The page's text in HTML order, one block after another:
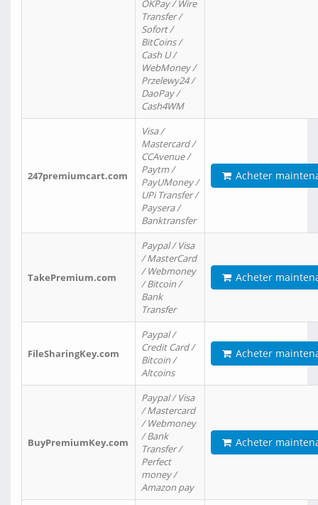
OKPay / Wire
Transfer /
Sofort /
BitCoins /
Cash U /
WebMoney /
Przelewy24 /
DaoPay /
Cash4WM
247premiumcart.com
Visa /
Mastercard /
CCAvenue /
Paytm /
PayUMoney /
UPi Transfer /
Paysera /
Banktransfer
Acheter
TakePremium.com
Paypal / Visa
/ MasterCard
/ Webmoney
/ Bitcoin /
Bank
Transfer
Acheter
FileSharingKey.com
Paypal /
Credit Card /
Bitcoin /
Altcoins
Acheter
BuyPremiumKey.com
Paypal / Visa
/ Mastercard
/ Webmoney
/ Bank
Transfer /
Perfect
money /
Amazon pay
Acheter